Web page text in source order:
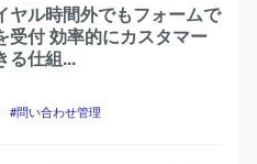
ヤル時間外でもフォームで
受付 効率的にカスタマー
る仕組...
問い合わせ管理